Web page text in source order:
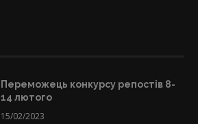
Переможець конкурсу репостів 8-
14 лютого
15/02/2023